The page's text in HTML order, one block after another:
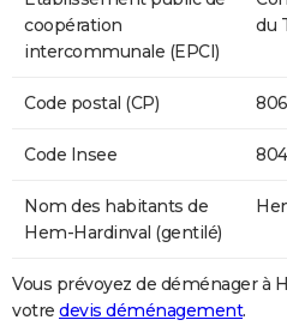
coopération
intercommunale (EPCI)
du
Code postal (CP)
Code Insee
Nom des habitants de
Hem-Hardinval (gentilé)
Vous prévoyez de déménager à
votre devis déménagement.